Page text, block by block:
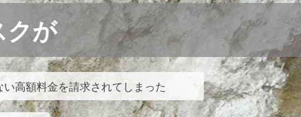
クが
高額料金を請求されてしまった